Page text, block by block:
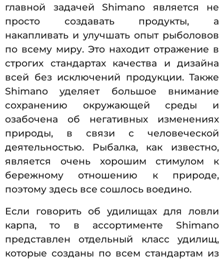
главной задачей Shimano является не
просто создавать продукты, а
накапливать и улучшать опыт рыболовов
по всему миру. Это находит отражение в
строгих стандартах качества и дизайна
всей без исключений продукции. Также
Shimano уделяет большое внимание
сохранению окружающей среды и
озабочена об негативных изменениях
природы, в связи с человеческой
деятельностью. Рыбалка, как известно,
является очень хорошим стимулом к
бережному отношению к природе,
поэтому здесь все сошлось воедино.
Если говорить об удилищах для ловли
карпа, то в ассортименте Shimano
представлен отдельный класс удилищ,
которые созданы по всем стандартам из